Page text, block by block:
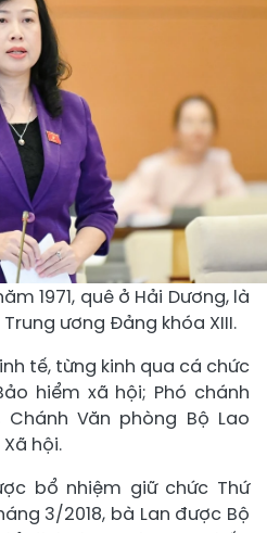
1971, quê ở Hải Dương, là
ương Đảng khóa XIII.
tế, từng kinh qua cá chức
hiểm xã hội; Phó chánh
Văn phòng Bộ Lao
hội.
bổ nhiệm giữ chức Thứ
3/2018, bà Lan được Bộ